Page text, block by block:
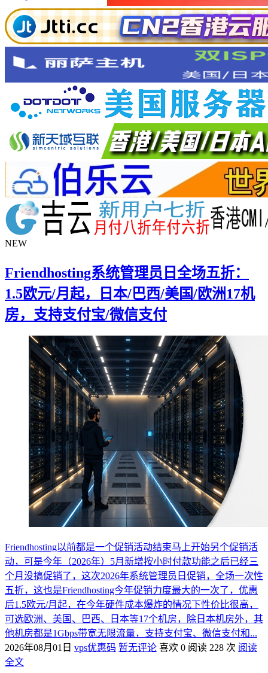
NEW
Friendhosting系统管理员日全场五折：
1.5欧元/月起，日本/巴西/美国/欧洲17机
房，支持支付宝/微信支付
Friendhosting以前都是一个促销活动结束马上开始另个促销活
动，可是今年（2026年）5月新增按小时付款功能之后已经三
个月没搞促销了，这次2026年系统管理员日促销，全场一次性
五折，这也是Friendhosting今年促销力度最大的一次了，优惠
后1.5欧元/月起，在今年硬件成本爆炸的情况下性价比很高，
可选欧洲、美国、巴西、日本等17个机房，除日本机房外，其
他机房都是1Gbps带宽无限流量，支持支付宝、微信支付和...
2026年08月01日 vps优惠码 暂无评论 喜欢 0 阅读 228 次 阅读
全文